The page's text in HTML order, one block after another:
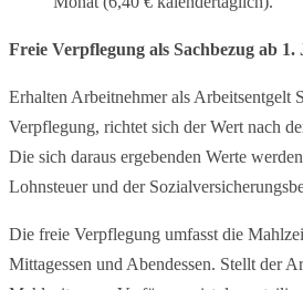
Freie Verpflegung als Sachbezug ab 1.
Erhalten Arbeitnehmer als Arbeitsentgelt
Verpflegung, richtet sich der Wert nach
Die sich daraus ergebenden Werte
Lohnsteuer und der
Die freie Verpflegung umfasst die
Mittagessen und Abendessen. Stellt der